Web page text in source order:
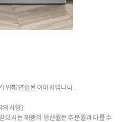
위해 연출된 이미지입니다.
의사항]
으시는 제품의 생산월은 주문월과 다를 수